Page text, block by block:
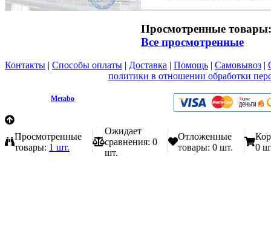
Просмотренные товары:
Все просмотренные
Контакты | Способы оплаты | Доставка | Помощь | Самовывоз |
политики в отношении обработки
Metabo
Просмотренные
товары: 1 шт.
Ожидает
сравнения: 0
шт.
Отложенные
товары: 0 шт.
0